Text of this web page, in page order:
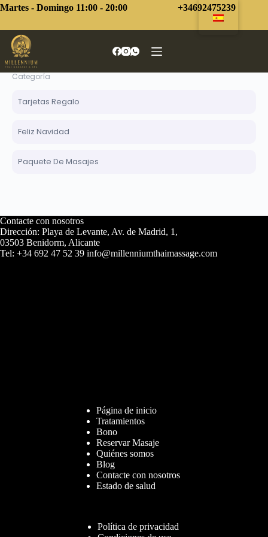
Saltar
Martes - Domingo 11:00 - 20:00 +34692475239
Categoría
Tarjetas Regalo
Feliz Navidad
Paquete De Masajes
Contacte con nosotros
Dirección: Playa de Levante, Av. de Madrid, 1,
03503 Benidorm, Alicante
Tel: +34 692 47 52 39 info@millenniumthaimassage.com
Página de inicio
Tratamientos
Bono
Reservar Masaje
Quiénes somos
Blog
Contacte con nosotros
Estado de salud
Política de privacidad